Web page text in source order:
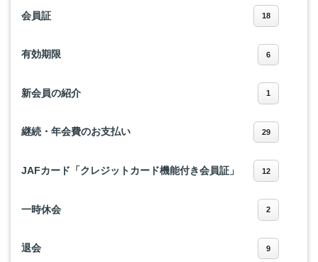
会員証 18
有効期限 6
新会員の紹介 1
継続・年会費のお支払い 29
JAFカード「クレジットカード機能付き会員証」 12
一時休会 2
退会 9